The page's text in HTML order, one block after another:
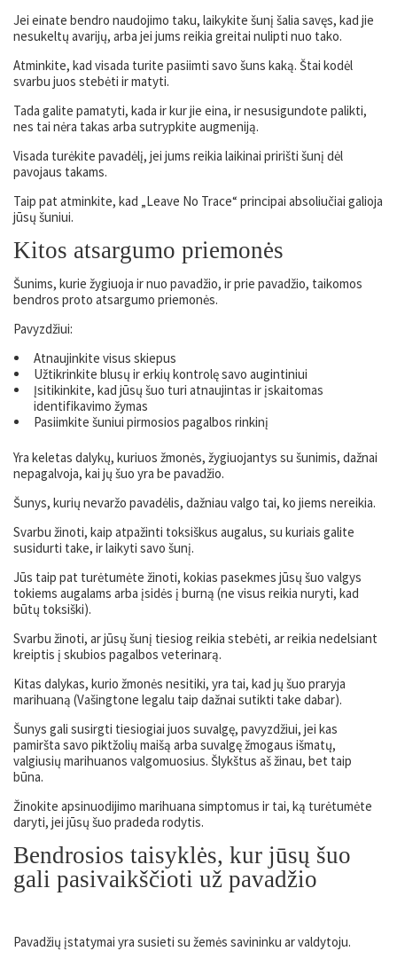
Jei einate bendro naudojimo taku, laikykite šunį šalia savęs, kad jie
nesukeltų avarijų, arba jei jums reikia greitai nulipti nuo tako.
Atminkite, kad visada turite pasiimti savo šuns kaką. Štai kodėl
svarbu juos stebėti ir matyti.
Tada galite pamatyti, kada ir kur jie eina, ir nesusigundote palikti,
nes tai nėra takas arba sutrypkite augmeniją.
Visada turėkite pavadėlį, jei jums reikia laikinai pririšti šunį dėl
pavojaus takams.
Taip pat atminkite, kad „Leave No Trace“ principai absoliučiai galioja
jūsų šuniui.
Kitos atsargumo priemonės
Šunims, kurie žygiuoja ir nuo pavadžio, ir prie pavadžio, taikomos
bendros proto atsargumo priemonės.
Pavyzdžiui:
Atnaujinkite visus skiepus
Užtikrinkite blusų ir erkių kontrolę savo augintiniui
Įsitikinkite, kad jūsų šuo turi atnaujintas ir įskaitomas
identifikavimo žymas
Pasiimkite šuniui pirmosios pagalbos rinkinį
Yra keletas dalykų, kuriuos žmonės, žygiuojantys su šunimis, dažnai
nepagalvoja, kai jų šuo yra be pavadžio.
Šunys, kurių nevaržo pavadėlis, dažniau valgo tai, ko jiems nereikia.
Svarbu žinoti, kaip atpažinti toksiškus augalus, su kuriais galite
susidurti take, ir laikyti savo šunį.
Jūs taip pat turėtumėte žinoti, kokias pasekmes jūsų šuo valgys
tokiems augalams arba įsidės į burną (ne visus reikia nuryti, kad
būtų toksiški).
Svarbu žinoti, ar jūsų šunį tiesiog reikia stebėti, ar reikia nedelsiant
kreiptis į skubios pagalbos veterinarą.
Kitas dalykas, kurio žmonės nesitiki, yra tai, kad jų šuo praryja
marihuaną (Vašingtone legalu taip dažnai sutikti take dabar).
Šunys gali susirgti tiesiogiai juos suvalgę, pavyzdžiui, jei kas
pamiršta savo piktžolių maišą arba suvalgę žmogaus išmatų,
valgiusių marihuanos valgomuosius. Šlykštus aš žinau, bet taip
būna.
Žinokite apsinuodijimo marihuana simptomus ir tai, ką turėtumėte
daryti, jei jūsų šuo pradeda rodytis.
Bendrosios taisyklės, kur jūsų šuo
gali pasivaikščioti už pavadžio
Pavadžių įstatymai yra susieti su žemės savininku ar valdytoju.